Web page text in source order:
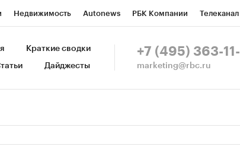
Недвижимость Autonews РБК Компании Телеканал
Спецпроекты СПб Конференции СПб Спецпроекты
Краткие сводки
Дайджесты
+7 (495) 363-
marketing@rbc.ru